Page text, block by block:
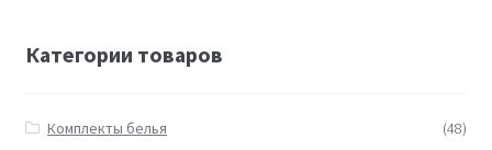
Категории товаров
Комплекты белья
(48)